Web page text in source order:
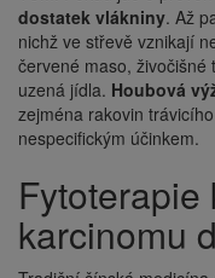
dostatek vlákniny. Až
nichž ve střevě vznikají
červené maso, živočišné
uzená jídla. Houbová
zejména rakovin
nespecifickým účinkem.
Fytoterapie kolorektálního
karcinomu